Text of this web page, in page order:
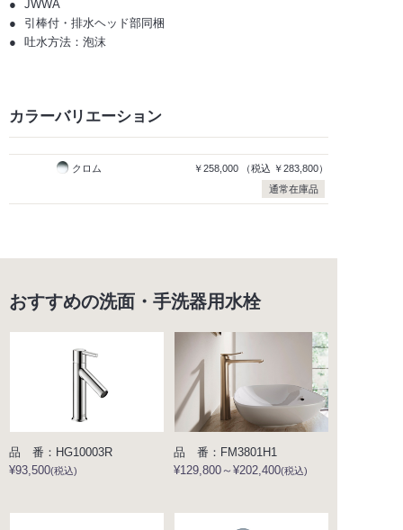
JWWA
引棒付・排水ヘッド部同梱
吐水方法：泡沫
カラーバリエーション
クロム ￥258,000 （税込 ￥283,800）
通常在庫品
おすすめの洗面・手洗器用水栓
品 番：HG10003R
¥93,500(税込)
品 番：FM3801H1
¥129,800～¥202,400(税込)